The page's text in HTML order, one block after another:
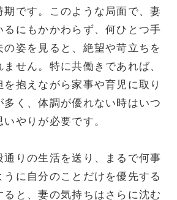
期です。このような局面で、妻
るにもかかわらず、何ひとつ手
の姿を見ると、絶望や苛立ちを
せん。特に共働きであれば、
抱えながら家事や育児に取り
多く、体調が優れない時はいつ
やりが必要です。
通りの生活を送り、まるで何事
うに自分のことだけを優先する
ると、妻の気持ちはさらに沈む